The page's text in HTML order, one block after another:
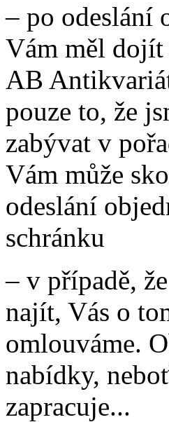
– po odeslání
Vám měl dojít
AB
pouze to, že
zabývat v
Vám může
odeslání
schránku
– v případě,
najít, Vás o
omlouváme.
nabídky,
zapracuje...